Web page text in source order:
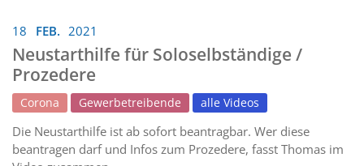
18 FEB. 2021
Neustarthilfe für Soloselbständige /
Prozedere
Corona Gewerbetreibende alle Videos
Die Neustarthilfe ist ab sofort beantragbar. Wer diese
beantragen darf und Infos zum Prozedere, fasst Thomas im